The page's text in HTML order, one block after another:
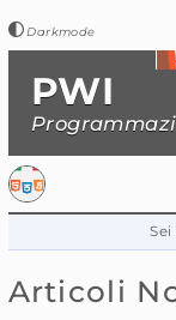
PWI
Sei
Articoli